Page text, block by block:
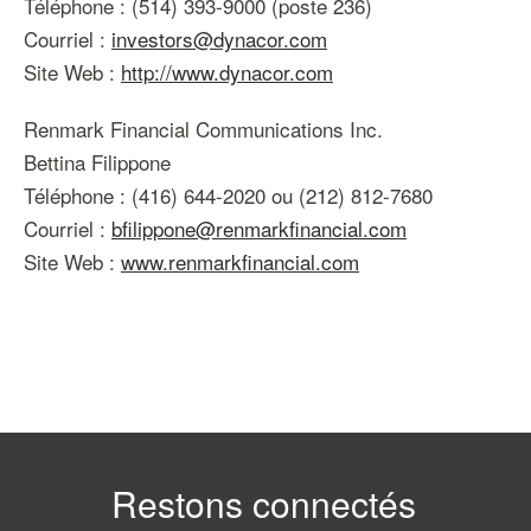
Courriel : investors@dynacor.com
Site Web : http://www.dynacor.com
Renmark Financial Communications Inc.
Bettina Filippone
Téléphone : (416) 644-2020 ou (212) 812-7680
Courriel : bfilippone@renmarkfinancial.com
Site Web : www.renmarkfinancial.com
Restons connectés